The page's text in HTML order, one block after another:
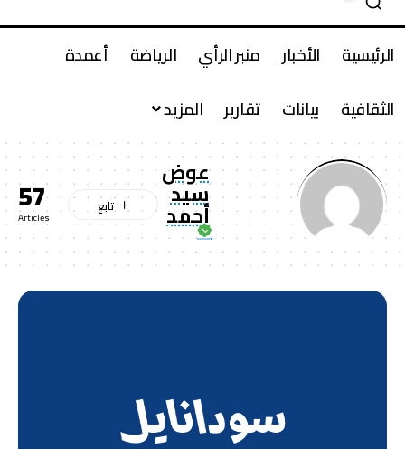
الرئيسية الأخبار منبر الرأي الرياضة
أعمدة
الثقافية
بيانات تقارير المزيد
عوض
سيد
أحمد 57
Articles